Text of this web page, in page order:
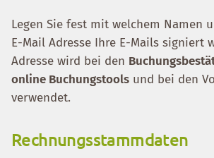
Legen Sie fest mit welchem Namen
E-Mail Adresse Ihre E-Mails signiert
Adresse wird bei den
online Buchungstools und bei den
verwendet.
Rechnungsstammdaten